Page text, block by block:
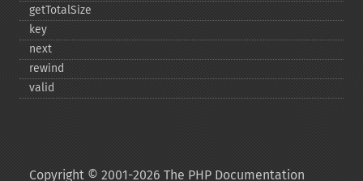
getTotalSize
key
next
rewind
valid
Copyright © 2001-2026 The PHP Documentation